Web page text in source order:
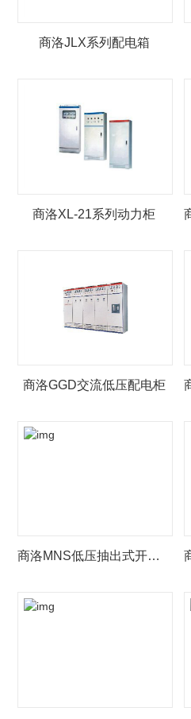
商洛JLX系列配电箱
商洛XL-21系列动力柜
商洛GGD交流低压配电柜
商洛MNS低压抽出式开关柜